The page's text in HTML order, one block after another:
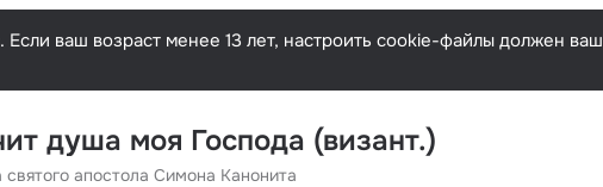
ваш возраст менее 13 лет, настроить cookie-файлы должен ваш
душа моя Господа (визант.)
святого апостола Симона Канонита